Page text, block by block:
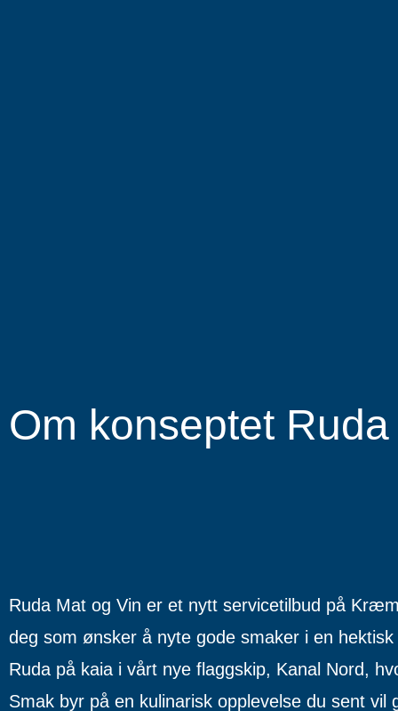
Om konseptet
Ruda Mat og Vin er et nytt servicetilbud på
deg som ønsker å nyte gode smaker i en
Ruda på kaia i vårt nye flaggskip, Kanal Nord,
Smak byr på en kulinarisk opplevelse du sent vil